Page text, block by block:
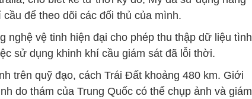
cầu để theo dõi các đối thủ của mình.
nghệ vệ tinh hiện đại cho phép thu thập dữ liệu tình
sử dụng khinh khí cầu giám sát đã lỗi thời.
trên quỹ đạo, cách Trái Đất khoảng 480 km. Giới
do thám của Trung Quốc có thể chụp ảnh và giám